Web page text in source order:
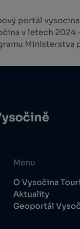
portál
v letech 2024
Ministerstva
Menu
O Vysočina
Aktuality
Geoportál